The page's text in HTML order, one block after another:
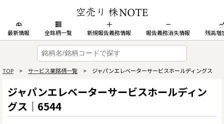
最新情報 全銘柄一覧 新規報告義務情報 報告義務消失情報 残高増
TOP > サービス業銘柄一覧 > ジャパンエレベーターサービスホールディングス
ジャパンエレベーターサービスホールディン
グス｜6544